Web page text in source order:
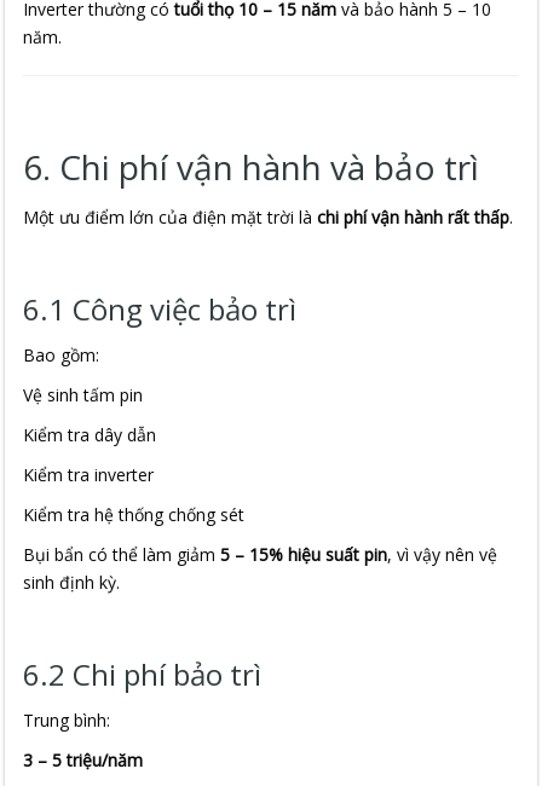
Inverter thường cótuổi thọ 10 – 15 năm và bảo hành 5 – 10
năm.
6. Chi phí vận hành và bảo trì
Một ưu điểm lớn của điện mặt trời làchi phí vận hành rất thấp.
6.1 Công việc bảo trì
Bao gồm:
Vệ sinh tấm pin
Kiểm tra dây dẫn
Kiểm tra inverter
Kiểm tra hệ thống chống sét
Bụi bẩn có thể làm giảm5 – 15% hiệu suất pin, vì vậy nên vệ
sinh định kỳ.
6.2 Chi phí bảo trì
Trung bình:
3 – 5 triệu/năm